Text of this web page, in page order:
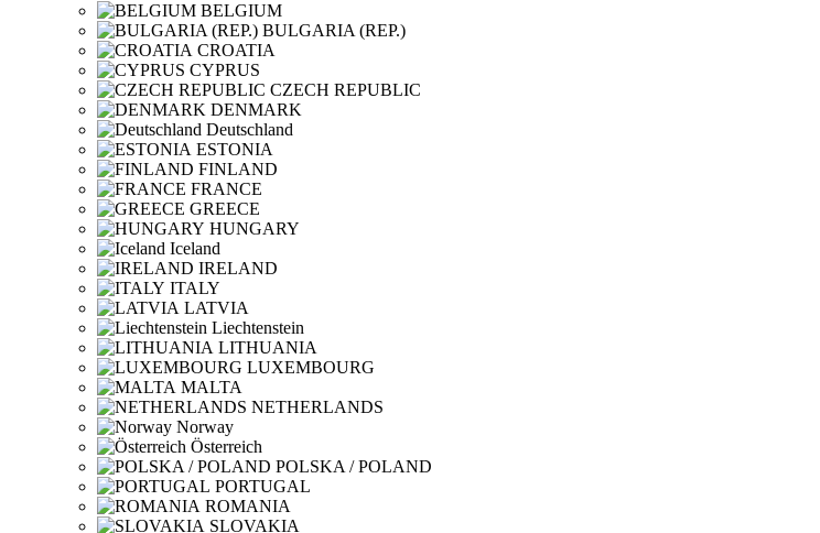
BELGIUM
BULGARIA (REP.)
CROATIA
CYPRUS
CZECH REPUBLIC
DENMARK
Deutschland
ESTONIA
FINLAND
FRANCE
GREECE
HUNGARY
Iceland
IRELAND
ITALY
LATVIA
Liechtenstein
LITHUANIA
LUXEMBOURG
MALTA
NETHERLANDS
Norway
Österreich
POLSKA / POLAND
PORTUGAL
ROMANIA
SLOVAKIA